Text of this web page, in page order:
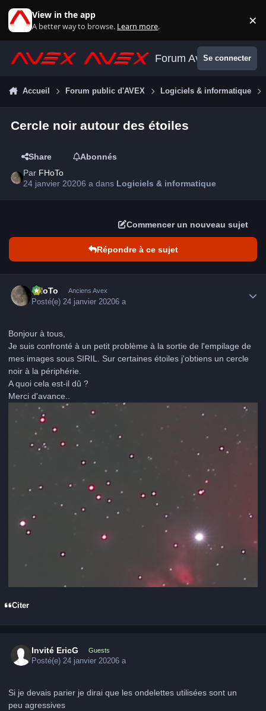
View in the app
A better way to browse. Learn more. ×
Forum AvexSe connecter
Accueil Forum public d'AVEX Logiciels & informatique
Cercle noir autour des étoiles
Share
Abonnés
Par FHoTo
24 janvier 20206 a dans Logiciels & informatique
Commencer un nouveau sujet
Répondre à ce sujet
FHoTo Anciens Avex
Posté(e) 24 janvier 20206 a
Bonjour à tous,
Je suis confronté à un petit problème à la sortie de l'empilage de
mes images sous SIRIL. Sur certaines étoiles j'obtiens un cercle
noir à la périphérie.
A quoi cela est-il dû ?
Merci d'avance..
Citer
Invité EricG Guests
Posté(e)24 janvier 20206 a
Si je devais parier je dirai que les ondelettes utilisées sont un
peu agressives